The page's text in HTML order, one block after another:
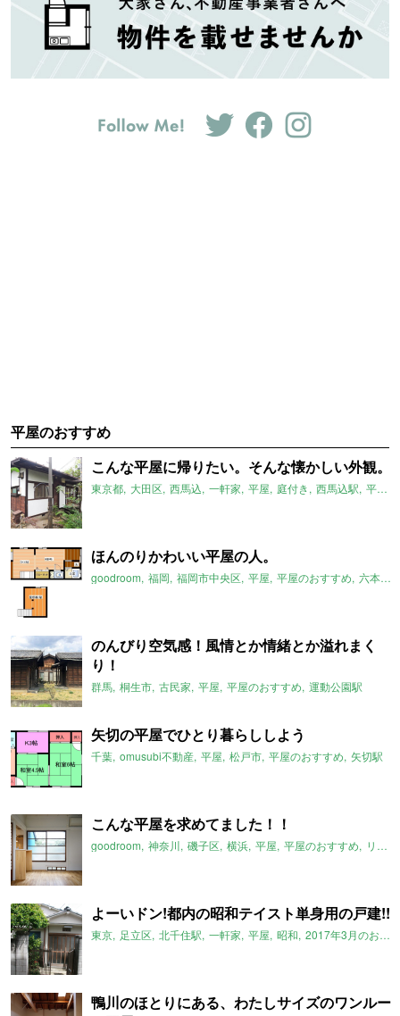
平屋のおすすめ
こんな平屋に帰りたい。そんな懐かしい外観。
東京都 大田区 西馬込 一軒家 平屋 庭付き 西馬込駅 平屋のおすすめ
ほんのりかわいい平屋の人。
goodroom 福岡 福岡市中央区 平屋 平屋のおすすめ 六本松駅
のんびり空気感！風情とか情緒とか溢れまく
り！
群馬 桐生市 古民家 平屋 平屋のおすすめ 運動公園駅
矢切の平屋でひとり暮らししよう
千葉 omusubi不動産 平屋 松戸市 平屋のおすすめ 矢切駅
こんな平屋を求めてました！！
goodroom 神奈川 磯子区 横浜 平屋 平屋のおすすめ リノベーション
よーいドン!都内の昭和テイスト単身用の戸建!!
東京 足立区 北千住駅 一軒家 平屋 昭和 2017年3月のおすすめ
鴨川のほとりにある、わたしサイズのワンルー